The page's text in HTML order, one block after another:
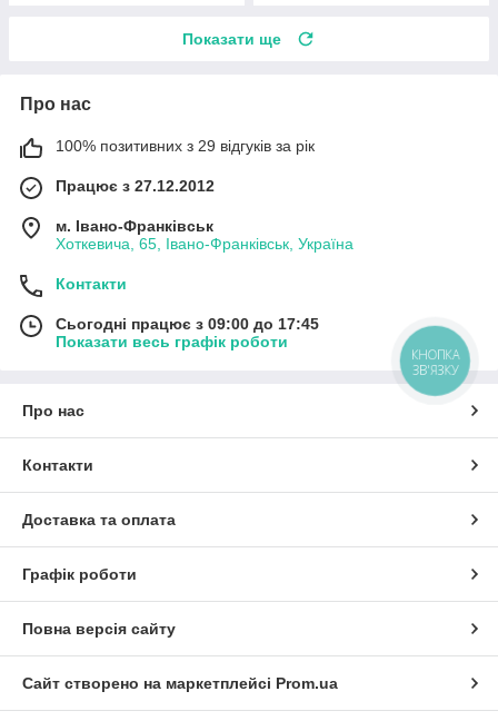
Показати ще
Про нас
100% позитивних з 29 відгуків за рік
Працює з 27.12.2012
м. Івано-Франківськ
Хоткевича, 65, Івано-Франківськ, Україна
Контакти
Сьогодні працює з 09:00 до 17:45
Показати весь графік роботи
Про нас
Контакти
Доставка та оплата
Графік роботи
Повна версія сайту
Сайт створено на маркетплейсі Prom.ua
КНОПКА
ЗВ'ЯЗКУ